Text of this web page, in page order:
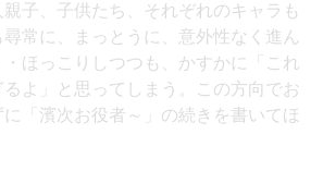
子、子供たち、それぞれのキャラも
常に、まっとうに、意外性なく進ん
ほっこりしつつも、かすかに「これ
るよ」と思ってしまう。この方向でお
「濱次お役者～」の続きを書いてほ